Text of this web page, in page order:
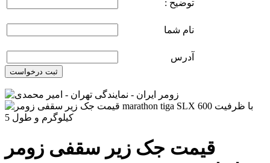
توضیح :
نام شما
آدرس
ثبت درخواست
قیمت جک زیر سقفی زومر